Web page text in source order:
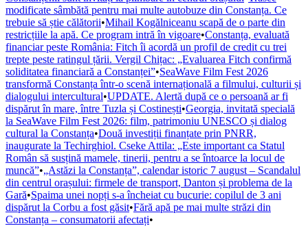
modificate sâmbătă pentru mai multe autobuze din Constanța. Ce
trebuie să știe călătorii•Mihail Kogălniceanu scapă de o parte din
restricțiile la apă. Ce program intră în vigoare•Constanța, evaluată
financiar peste România: Fitch îi acordă un profil de credit cu trei
trepte peste ratingul țării. Vergil Chițac: „Evaluarea Fitch confirmă
soliditatea financiară a Constanței”•SeaWave Film Fest 2026
transformă Constanța într-o scenă internațională a filmului, culturii și
dialogului intercultural•UPDATE. Alertă după ce o persoană ar fi
dispărut în mare, între Tuzla și Costinești•Georgia, invitată specială
la SeaWave Film Fest 2026: film, patrimoniu UNESCO și dialog
cultural la Constanța•Două investiții finanțate prin PNRR,
inaugurate la Techirghiol. Cseke Attila: „Este important ca Statul
Român să susțină mamele, tinerii, pentru a se întoarce la locul de
muncă”•„Astăzi la Constanța”, calendar istoric 7 august – Scandalul
din centrul orașului: firmele de transport, Danton și problema de la
Gară•Spaima unei nopți s-a încheiat cu bucurie: copilul de 3 ani
dispărut la Corbu a fost găsit•Fără apă pe mai multe străzi din
Constanța – consumatorii afectați•